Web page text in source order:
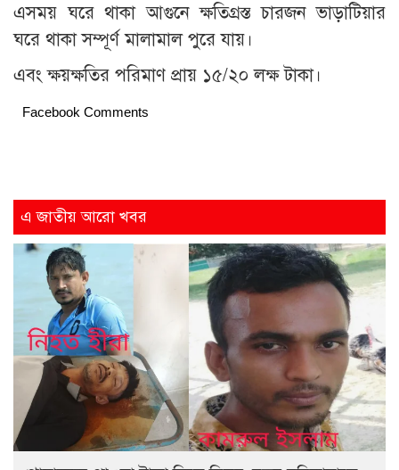
এসময় ঘরে থাকা আগুনে ক্ষতিগ্রস্ত চারজন ভাড়াটিয়ার
ঘরে থাকা সম্পূর্ণ মালামাল পুরে যায়।
এবং ক্ষয়ক্ষতির পরিমাণ প্রায় ১৫/২০ লক্ষ টাকা।
Facebook Comments
এ জাতীয় আরো খবর